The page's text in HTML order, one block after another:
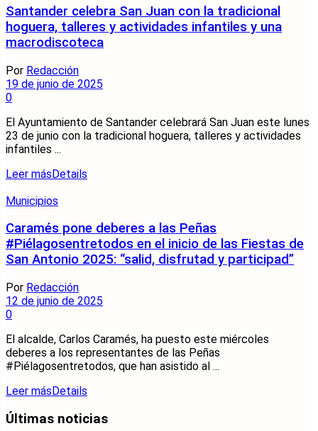
Santander celebra San Juan con la tradicional
hoguera, talleres y actividades infantiles y una
macrodiscoteca
Por Redacción
19 de junio de 2025
0
El Ayuntamiento de Santander celebrará San Juan este lunes
23 de junio con la tradicional hoguera, talleres y actividades
infantiles ...
Leer másDetails
Municipios
Caramés pone deberes a las Peñas
#Piélagosentretodos en el inicio de las Fiestas de
San Antonio 2025: “salid, disfrutad y participad”
Por Redacción
12 de junio de 2025
0
El alcalde, Carlos Caramés, ha puesto este miércoles
deberes a los representantes de las Peñas
#Piélagosentretodos, que han asistido al ...
Leer más Details
Últimas noticias